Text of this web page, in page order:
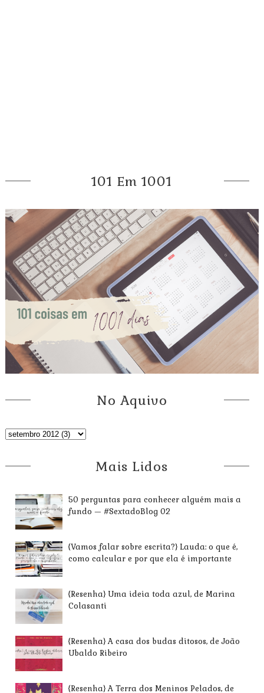
101 Em 1001
No Aquivo
Mais Lidos
50 perguntas para conhecer alguém mais a
fundo — #SextadoBlog 02
{Vamos falar sobre escrita?} Lauda: o que é,
como calcular e por que ela é importante
{Resenha} Uma ideia toda azul, de Marina
Colasanti
{Resenha} A casa dos budas ditosos, de João
Ubaldo Ribeiro
{Resenha} A Terra dos Meninos Pelados, de